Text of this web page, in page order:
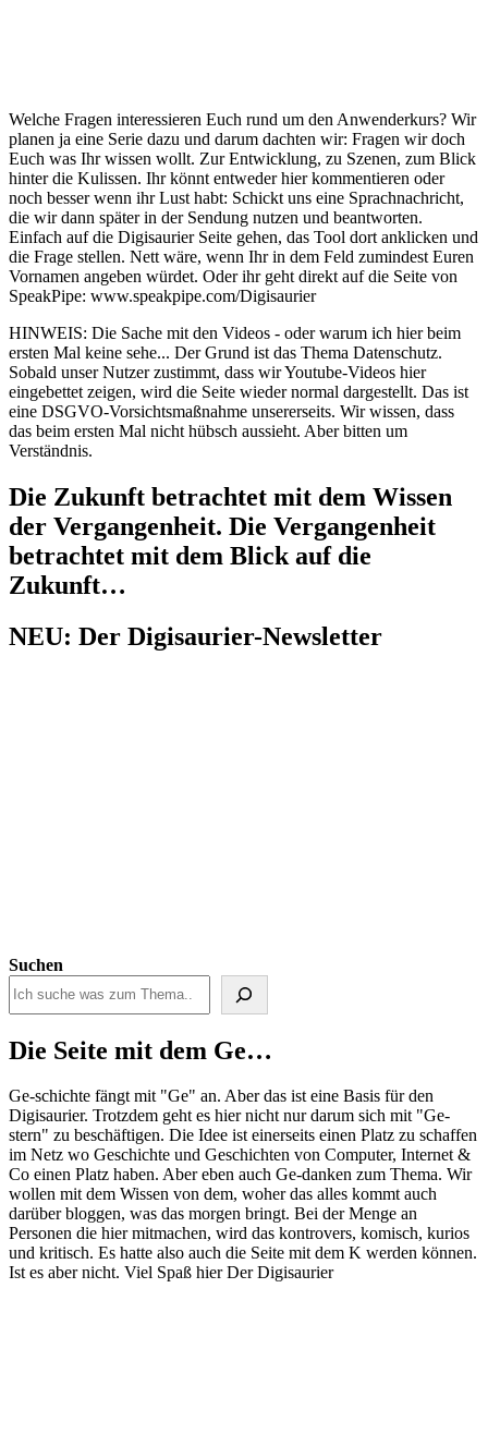
Welche Fragen interessieren Euch rund um den Anwenderkurs? Wir
planen ja eine Serie dazu und darum dachten wir: Fragen wir doch
Euch was Ihr wissen wollt. Zur Entwicklung, zu Szenen, zum Blick
hinter die Kulissen. Ihr könnt entweder hier kommentieren oder
noch besser wenn ihr Lust habt: Schickt uns eine Sprachnachricht,
die wir dann später in der Sendung nutzen und beantworten.
Einfach auf die Digisaurier Seite gehen, das Tool dort anklicken und
die Frage stellen. Nett wäre, wenn Ihr in dem Feld zumindest Euren
Vornamen angeben würdet. Oder ihr geht direkt auf die Seite von
SpeakPipe: www.speakpipe.com/Digisaurier
HINWEIS: Die Sache mit den Videos - oder warum ich hier beim
ersten Mal keine sehe... Der Grund ist das Thema Datenschutz.
Sobald unser Nutzer zustimmt, dass wir Youtube-Videos hier
eingebettet zeigen, wird die Seite wieder normal dargestellt. Das ist
eine DSGVO-Vorsichtsmaßnahme unsererseits. Wir wissen, dass
das beim ersten Mal nicht hübsch aussieht. Aber bitten um
Verständnis.
Die Zukunft betrachtet mit dem Wissen
der Vergangenheit. Die Vergangenheit
betrachtet mit dem Blick auf die
Zukunft…
NEU: Der Digisaurier-Newsletter
Suchen
Die Seite mit dem Ge…
Ge-schichte fängt mit "Ge" an. Aber das ist eine Basis für den
Digisaurier. Trotzdem geht es hier nicht nur darum sich mit "Ge-
stern" zu beschäftigen. Die Idee ist einerseits einen Platz zu schaffen
im Netz wo Geschichte und Geschichten von Computer, Internet &
Co einen Platz haben. Aber eben auch Ge-danken zum Thema. Wir
wollen mit dem Wissen von dem, woher das alles kommt auch
darüber bloggen, was das morgen bringt. Bei der Menge an
Personen die hier mitmachen, wird das kontrovers, komisch, kurios
und kritisch. Es hatte also auch die Seite mit dem K werden können.
Ist es aber nicht. Viel Spaß hier Der Digisaurier